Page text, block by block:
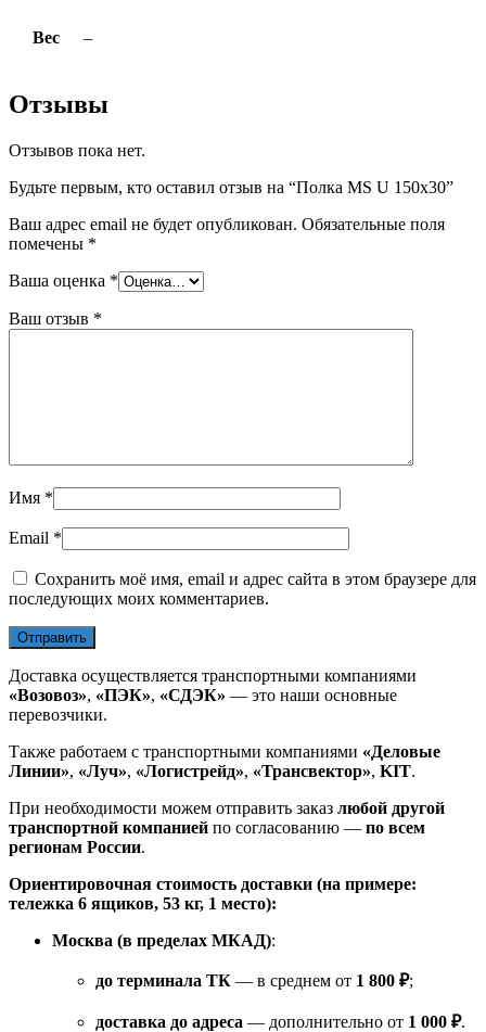
Вес –
Отзывы
Отзывов пока нет.
Будьте первым, кто оставил отзыв на “Полка MS U 150х30”
Ваш адрес email не будет опубликован. Обязательные поля
помечены *
Ваша оценка *
Ваш отзыв *
Имя *
Email *
Сохранить моё имя, email и адрес сайта в этом браузере для
последующих моих комментариев.
Доставка осуществляется транспортными компаниями
«Возовоз», «ПЭК», «СДЭК» — это наши основные
перевозчики.
Также работаем с транспортными компаниями «Деловые
Линии», «Луч», «Логистрейд», «Трансвектор», KIT.
При необходимости можем отправить заказ любой другой
транспортной компанией по согласованию — по всем
регионам России.
Ориентировочная стоимость доставки (на примере:
тележка 6 ящиков, 53 кг, 1 место):
Москва (в пределах МКАД):
до терминала ТК — в среднем от 1 800 ₽;
доставка до адреса — дополнительно от 1 000 ₽.